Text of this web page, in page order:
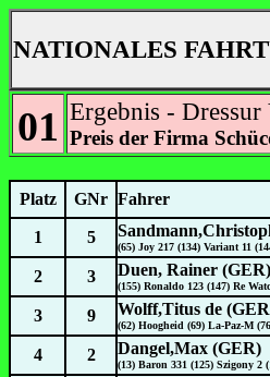
NATIONALES
01 Ergebnis -
Preis der Firma
Platz GNr Fahrer
1 5
(65) Joy 217 (134) Variant 11
2 3 Duen, Rainer (GER)
(155) Ronaldo 123 (147) Re
3 9 Wolff,Titus de
(62) Hoogheid (69) La-Paz-M
4 2 Dangel,Max (GER)
(13) Baron 331 (125) Szigony 2